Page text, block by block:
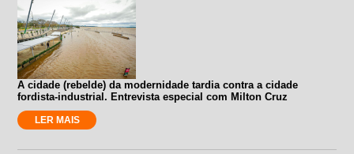
A cidade (rebelde) da modernidade tardia contra a cidade
fordista-industrial. Entrevista especial com Milton Cruz
LER MAIS